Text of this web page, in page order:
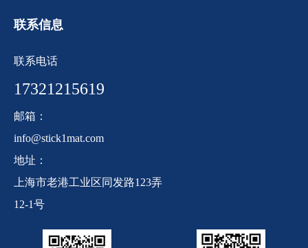
联系信息
联系电话
17321215619
邮箱：
info@stick1mat.com
地址：
上海市老港工业区同发路123弄
12-1号